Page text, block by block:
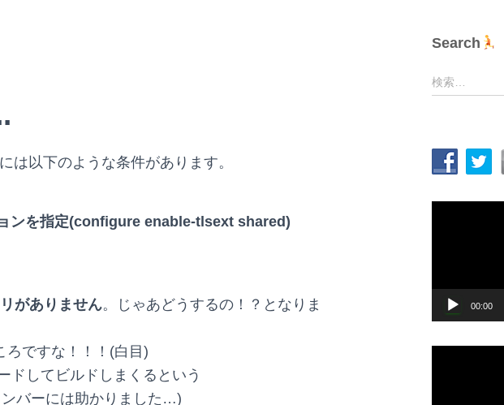
は以下のような条件があります。
ンを指定(configure enable-tlsext shared)
がありません。じゃあどうするの！？となりま
ろですな！！！(白目)
ドしてビルドしまくるという
バーには助かりました…)
Search
検
索
検索…
00:00